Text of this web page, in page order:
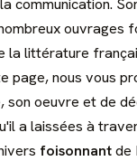
communication.
ouvrages
la littérature
page, nous vous
son oeuvre et de
a laissées à
foisonnantde